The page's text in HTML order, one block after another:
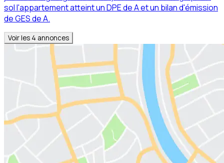
sol l'appartement atteint un DPE de A et un bilan d'émission
de GES de A.
Voir les 4 annonces